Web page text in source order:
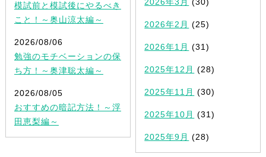
模試前と模試後にやるべき
こと！～奥山涼太編～
2026/08/06
勉強のモチベーションの保
ち方！～奥津聡太編～
2026/08/05
おすすめの暗記方法！～浮
田恵梨編～
2026年2月 (25)
2026年1月 (31)
2025年12月 (28)
2025年11月 (30)
2025年10月 (31)
2025年9月 (28)